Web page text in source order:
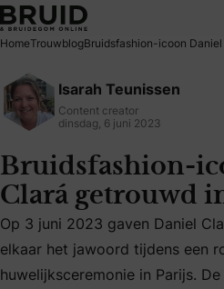
Bruidsfashion-icoon Daniel
HomeTrouwblogBruidsfashion-icoon
Isarah Teunissen
Content creator
dinsdag, 6 juni 2023
Bruidsfashion-
Clará getrouwd
Op 3 juni 2023 gaven Daniel
Op 3 juni 2023 gaven Daniel
elkaar het jawoord tijdens een
huwelijksceremonie in Parijs.